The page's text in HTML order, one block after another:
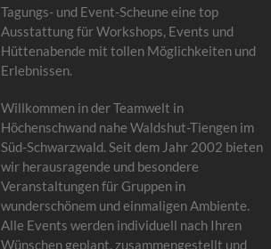
Tagungs- und Event-Scheune eine top
Ausstattung für Workshops, Events und
Hüttenabende mit tollen Möglichkeiten und
Erlebnissen.
Willkommen in der Teamwelt in
Höchenschwand nahe Waldshut-Tiengen im
Süd-Schwarzwald. Seit dem Jahr 2002 bieten
wir herausragende und besondere
Veranstaltungen für Gruppen in
wunderschönem und einmaligen Ambiente.
Alle Events werden individuell nach Ihren
Wünschen geplant, zusammengestellt und